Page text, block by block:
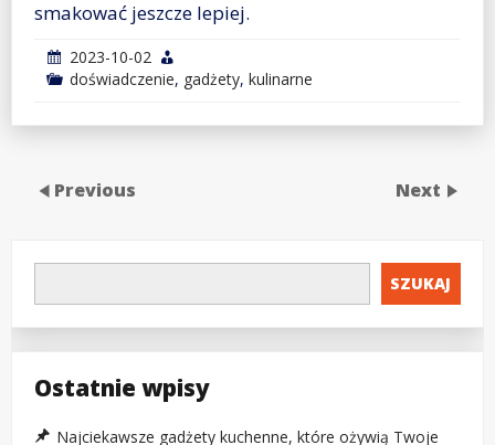
smakować jeszcze lepiej.
2023-10-02
doświadczenie, gadżety, kulinarne
Previous Next
SZUKAJ
Ostatnie wpisy
Najciekawsze gadżety kuchenne, które ożywią Twoje